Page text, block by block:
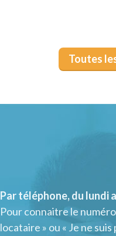
Toutes
Par téléphone, du lundi
Pour connaitre le
locataire » ou « Je ne